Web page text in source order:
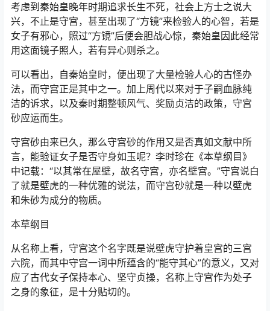
考虑到秦始皇晚年时期追求长生不死，社会上方士之说大
兴，不止是守宫，甚至出现了“方镜”来检验人的心智，若是
女子有邪心，照过“方镜”后便会胆战心惊，秦始皇因此经常
用这面镜子照人，若有异心则杀之。
可以看出，自秦始皇时，便出现了大量检验人心的古怪办
法，而守宫正是其中之一。加上周代以来对于子嗣血脉纯
洁的诉求，以及秦时期整顿风气、奖励贞洁的政策，守宫
砂应运而生。
守宫砂由来已久，那么守宫砂的作用又是否真如文献中所
言，能验证女子是否守身如玉呢？李时珍在《本草纲目》
中记载：“以其常在屋壁，故名守宫，亦名壁宫。”守宫说白
了就是壁虎的一种优雅的说法，而守宫砂就是一种以壁虎
和朱砂为成分的物质。
本草纲目
从名称上看，守宫这个名字既是说壁虎守护着皇宫的三宫
六院，而其中守宫一词中所蕴含的“能守其心”的意义，又对
应了古代女子保持本心、坚守贞操，名称上守宫作为处子
之身的象征，是十分贴切的。